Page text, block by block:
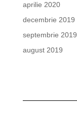
aprilie 2020
decembrie 2019
septembrie 2019
august 2019